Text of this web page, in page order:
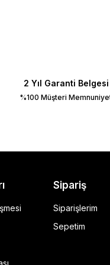
2 Yıl Garanti Belgesi
%100 Müşteri
Sipariş
Siparişlerim
Sepetim